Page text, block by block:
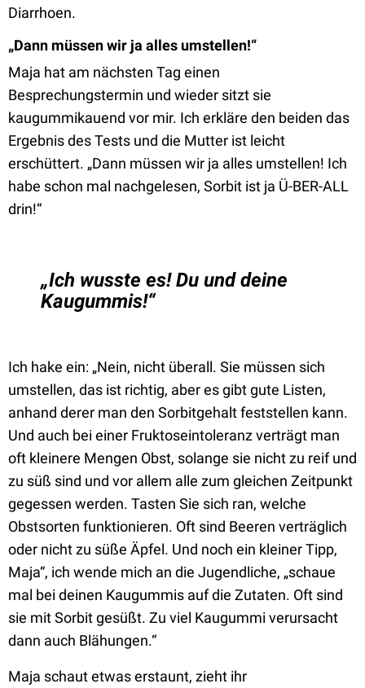
Diarrhoen.
„Dann müssen wir ja alles umstellen!“
Maja hat am nächsten Tag einen
Besprechungstermin und wieder sitzt sie
kaugummikauend vor mir. Ich erkläre den beiden das
Ergebnis des Tests und die Mutter ist leicht
erschüttert. „Dann müssen wir ja alles umstellen! Ich
habe schon mal nachgelesen, Sorbit ist ja Ü-BER-ALL
drin!“
„Ich wusste es! Du und deine
Kaugummis!“
Ich hake ein: „Nein, nicht überall. Sie müssen sich
umstellen, das ist richtig, aber es gibt gute Listen,
anhand derer man den Sorbitgehalt feststellen kann.
Und auch bei einer Fruktoseintoleranz verträgt man
oft kleinere Mengen Obst, solange sie nicht zu reif und
zu süß sind und vor allem alle zum gleichen Zeitpunkt
gegessen werden. Tasten Sie sich ran, welche
Obstsorten funktionieren. Oft sind Beeren verträglich
oder nicht zu süße Äpfel. Und noch ein kleiner Tipp,
Maja“, ich wende mich an die Jugendliche, „schaue
mal bei deinen Kaugummis auf die Zutaten. Oft sind
sie mit Sorbit gesüßt. Zu viel Kaugummi verursacht
dann auch Blähungen.“
Maja schaut etwas erstaunt, zieht ihr